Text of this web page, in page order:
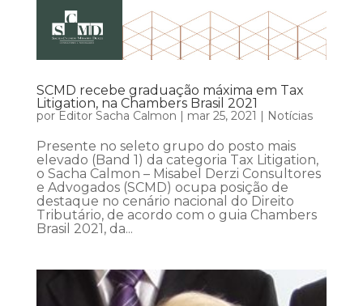
SCMD recebe graduação máxima em Tax
Litigation, na Chambers Brasil 2021
por Editor Sacha Calmon mar 25, 2021 Notícias
Presente no seleto grupo do posto mais
elevado (Band 1) da categoria Tax Litigation,
o Sacha Calmon – Misabel Derzi Consultores
e Advogados (SCMD) ocupa posição de
destaque no cenário nacional do Direito
Tributário, de acordo com o guia Chambers
Brasil 2021, da...